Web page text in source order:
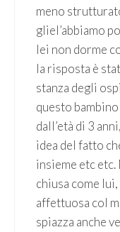
meno
gliel’abbiamo
lei non dorme
la risposta è
stanza degli
questo
dall’età di 3
idea del fatto
insieme etc etc.
chiusa come
affettuosa col
spiazza anche